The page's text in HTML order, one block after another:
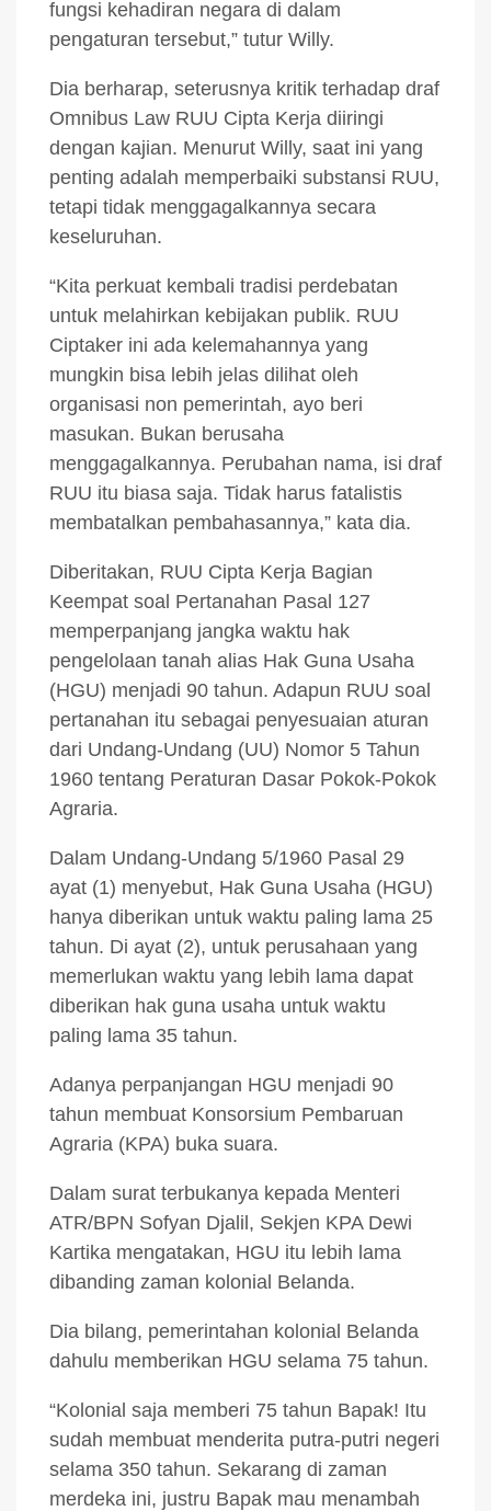
fungsi kehadiran negara di dalam
pengaturan tersebut,” tutur Willy.
Dia berharap, seterusnya kritik terhadap draf
Omnibus Law RUU Cipta Kerja diiringi
dengan kajian. Menurut Willy, saat ini yang
penting adalah memperbaiki substansi RUU,
tetapi tidak menggagalkannya secara
keseluruhan.
“Kita perkuat kembali tradisi perdebatan
untuk melahirkan kebijakan publik. RUU
Ciptaker ini ada kelemahannya yang
mungkin bisa lebih jelas dilihat oleh
organisasi non pemerintah, ayo beri
masukan. Bukan berusaha
menggagalkannya. Perubahan nama, isi draf
RUU itu biasa saja. Tidak harus fatalistis
membatalkan pembahasannya,” kata dia.
Diberitakan, RUU Cipta Kerja Bagian
Keempat soal Pertanahan Pasal 127
memperpanjang jangka waktu hak
pengelolaan tanah alias Hak Guna Usaha
(HGU) menjadi 90 tahun. Adapun RUU soal
pertanahan itu sebagai penyesuaian aturan
dari Undang-Undang (UU) Nomor 5 Tahun
1960 tentang Peraturan Dasar Pokok-Pokok
Agraria.
Dalam Undang-Undang 5/1960 Pasal 29
ayat (1) menyebut, Hak Guna Usaha (HGU)
hanya diberikan untuk waktu paling lama 25
tahun. Di ayat (2), untuk perusahaan yang
memerlukan waktu yang lebih lama dapat
diberikan hak guna usaha untuk waktu
paling lama 35 tahun.
Adanya perpanjangan HGU menjadi 90
tahun membuat Konsorsium Pembaruan
Agraria (KPA) buka suara.
Dalam surat terbukanya kepada Menteri
ATR/BPN Sofyan Djalil, Sekjen KPA Dewi
Kartika mengatakan, HGU itu lebih lama
dibanding zaman kolonial Belanda.
Dia bilang, pemerintahan kolonial Belanda
dahulu memberikan HGU selama 75 tahun.
“Kolonial saja memberi 75 tahun Bapak! Itu
sudah membuat menderita putra-putri negeri
selama 350 tahun. Sekarang di zaman
merdeka ini, justru Bapak mau menambah